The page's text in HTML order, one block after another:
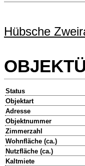
Hübsche
Status
Objektart
Adresse
Objektnummer
Zimmerzahl
Wohnfläche (ca.)
Nutzfläche (ca.)
Kaltmiete